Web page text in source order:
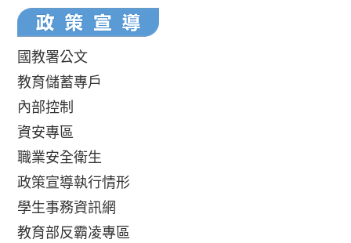
國教署公文
教育儲蓄專戶
內部控制
資安專區
職業安全衛生
政策宣導執行情形
學生事務資訊網
教育部反霸凌專區